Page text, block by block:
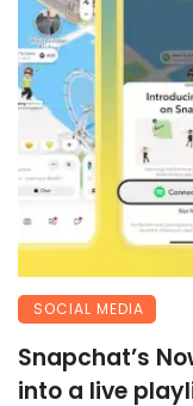
SOCIAL MEDIA
Snapchat’s
into a live